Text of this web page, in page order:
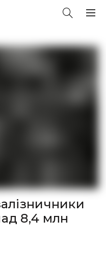
8,4 млн